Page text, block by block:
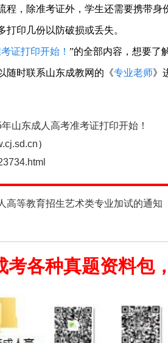
程，除准考证外，学生还需要携带身
印几份以防破损或丢失。
证打印开始！ ”的全部内容，想要了
随时联系山东成教网的《专业老师》
山东成人高考准考证打印开始！
）
高等教育招生艺术类专业加试的通知
考各种真题资料包